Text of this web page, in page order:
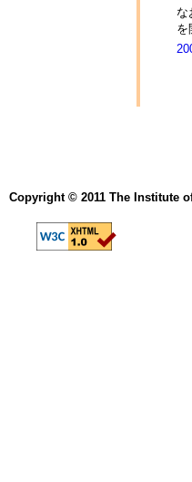
な
を
Copyright © 2011 The Institute